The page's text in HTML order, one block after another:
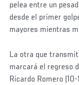
pelea entre un
desde el primer
mayores mientras
La otra que
marcará el regreso
Ricardo Romero